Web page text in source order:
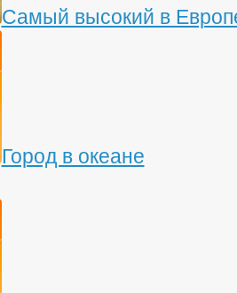
Самый высокий в
Город в океане